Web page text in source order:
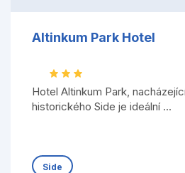
Altinkum Park Hotel
Hotel Altinkum Park,
historického Side je ideální ...
Side